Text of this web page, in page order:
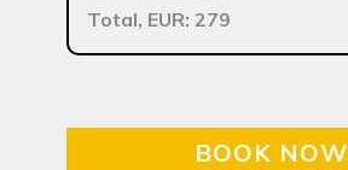
Total, EUR: 279
BOOK NOW